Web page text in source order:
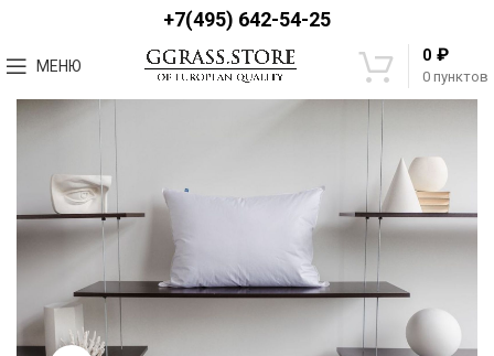
+7(495) 642-54-25
МЕНЮ
0 пунктов
0 ₽